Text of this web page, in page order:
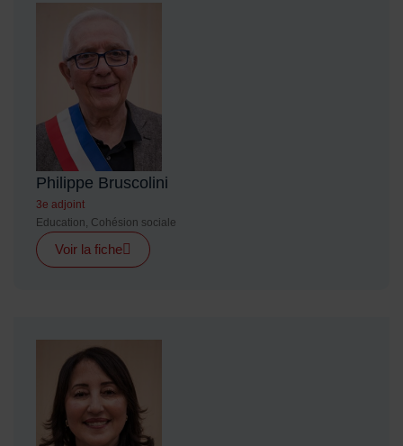
Philippe Bruscolini
3e adjoint
Education, Cohésion sociale
Voir la fiche